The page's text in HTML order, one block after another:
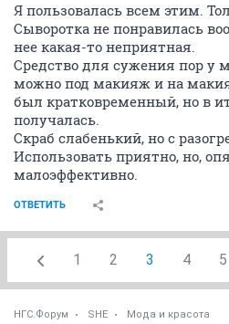
Я пользовалась всем этим.
Сыворотка не понравилась
нее какая-то неприятная.
Средство для сужения пор у
можно под макияж и на
был кратковременный, но в
получалась.
Скраб слабенький, но с
Использовать приятно, но,
малоэффективно.
ОТВЕТИТЬ
1 2 3 4 5
НГС.Форум SHE Мода и красота